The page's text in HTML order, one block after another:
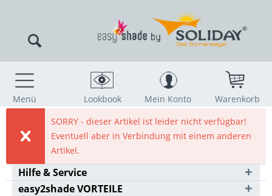
Menü Lookbook Mein Konto
Warenkorb
SORRY - dieser Artikel ist leider nicht verfügbar!
Eventuell aber in Verbindung mit einem anderen
Artikel.
Hilfe & Service
easy2shade VORTEILE